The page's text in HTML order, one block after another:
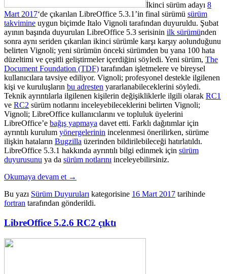
İkinci sürüm adayı 8
Mart 2017‘de çıkarılan LibreOffice 5.3.1’in final sürümü sürüm
takvimine uygun biçimde Italo Vignoli tarafından duyuruldu. Şubat
ayının başında duyurulan LibreOffice 5.3 serisinin ilk sürümünden
sonra aynı seriden çıkarılan ikinci sürümle karşı karşıy aolunduğunu
belirten Vignoli; yeni sürümün önceki sürümden bu yana 100 hata
düzeltimi ve çeşitli geliştirmeler içerdiğini söyledi. Yeni sürüm, The
Document Foundation (TDF) tarafından işletmelere ve bireysel
kullanıcılara tavsiye ediliyor. Vignoli; profesyonel destekle ilgilenen
kişi ve kuruluşların bu adresten yararlanabileceklerini söyledi.
Teknik ayrıntılarla ilgilenen kişilerin değişikliklerle ilgili olarak RC1
ve RC2 sürüm notlarını inceleyebileceklerini belirten Vignoli;
Vignoli; LibreOffice kullanıcılarını ve topluluk üyelerini
LibreOffice’e bağış yapmaya davet etti. Farklı dağıtımlar için
ayrıntılı kurulum yönergelerinin incelenmesi önerilirken, sürüme
ilişkin hataların Bugzilla üzerinden bildirilebileceği hatırlatıldı.
LibreOffice 5.3.1 hakkında ayrıntılı bilgi edinmek için sürüm
duyurusunu ya da sürüm notlarını inceleyebilirsiniz.
Okumaya devam et →
Bu yazı Sürüm Duyuruları kategorisine 16 Mart 2017 tarihinde
fortran tarafından gönderildi.
LibreOffice 5.2.6 RC2 çıktı